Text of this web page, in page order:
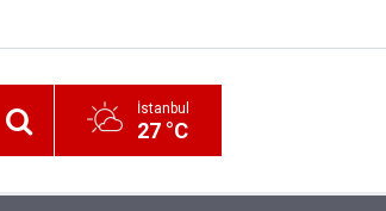
İstanbul
27 °C